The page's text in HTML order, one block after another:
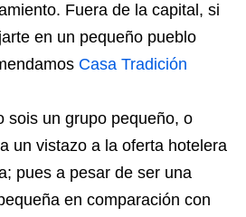
Fuera de la capital, si
en un pequeño pueblo
Casa Tradición
sois un grupo pequeño, o
un vistazo a la oferta hotelera
pues a pesar de ser una
en comparación con